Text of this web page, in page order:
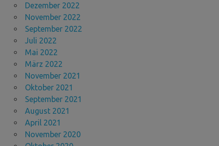
Dezember 2022
November 2022
September 2022
Juli 2022
Mai 2022
März 2022
November 2021
Oktober 2021
September 2021
August 2021
April 2021
November 2020